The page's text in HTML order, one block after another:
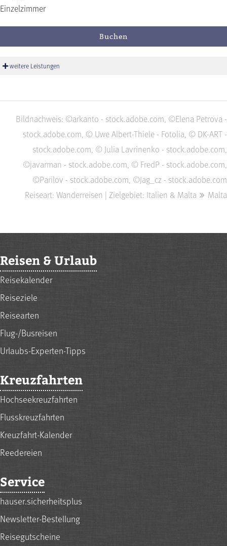
Einzelzimmer
Buchen
weitere Leistungen
Bildnachweis: ©arkanto - stock.adobe.com, ©Elena Petrova -
stock.adobe.com, © Uwe Albert-Thiele - Fotolia, © DK-ART -
stock.adobe.com, © Julia Lavrinenko - stock.adobe.com,
©javarman - stock.adobe.com, © FredP - stock.adobe.com,
©Parilov - stock.adobe.com, ©Jag_cz - stock.adobe.com
Reiseart: Wanderreisen | Zielgebiet: Italien & Malta
Malta
Reisen & Urlaub
Reisekalender
Reiseziele
Reisearten
Flug-/Busreisen
Urlaubs-Experten-Tipps
Kreuzfahrten
Hochseekreuzfahrten
Flusskreuzfahrten
Kreuzfahrt-Kalender
Reedereien
Service
hauser.sicherheitsplus
Newsletter-Bestellung
Reisegutscheine